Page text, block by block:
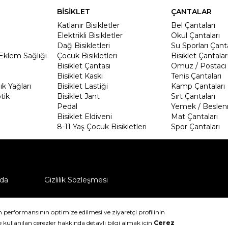
Sağlığı
Yağları
BİSİKLET
Katlanır Bisikletler
Elektrikli Bisikletler
Dağ Bisikletleri
Çocuk Bisikletleri
Bisiklet Çantası
Bisiklet Kaskı
Bisiklet Lastiği
Bisiklet Jant
Pedal
Bisiklet Eldiveni
8-11 Yaş Çocuk Bisikletleri
ÇANTALAR
Bel Çantaları
Okul Çantaları
Su Sporları
Bisiklet Çantaları
Omuz / Postacı
Tenis Çantaları
Kamp Çantaları
Sırt Çantaları
Yemek /
Mat Çantaları
Spor Çantaları
Gizlilik Sözleşmesi